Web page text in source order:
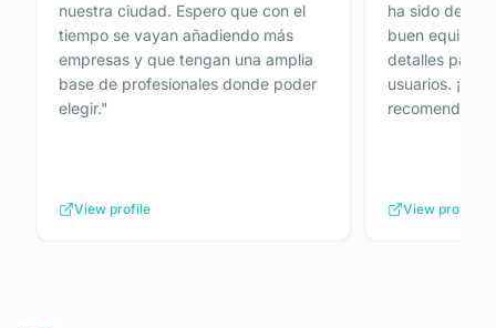
nuestra ciudad. Espero que con el
tiempo se vayan añadiendo más
empresas y que tengan una amplia
base de profesionales donde poder
elegir."
View profile
ha sido de 10.
buen equipo
detalles para
usuarios.
recomendada!
View profile